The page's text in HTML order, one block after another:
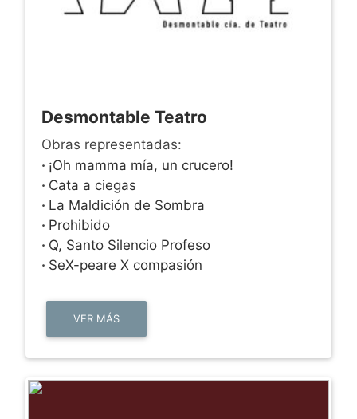
Desmontable Teatro
Obras representadas:
· ¡Oh mamma mía, un crucero!
· Cata a ciegas
· La Maldición de Sombra
· Prohibido
· Q, Santo Silencio Profeso
· SeX-peare X compasión
VER MÁS